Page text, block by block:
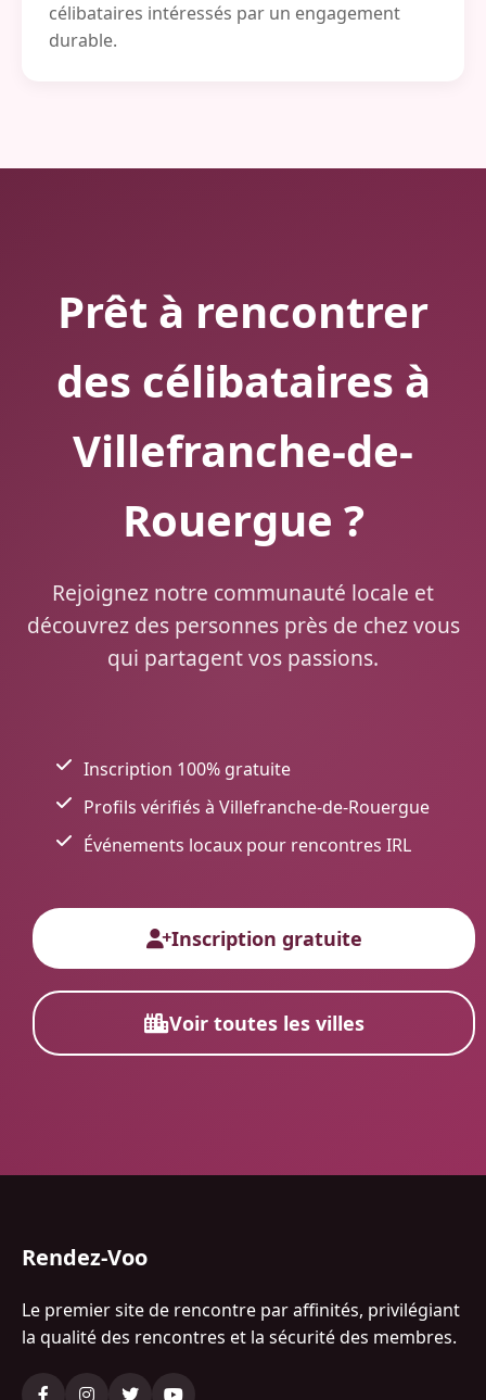
célibataires intéressés par un engagement
durable.
Prêt à rencontrer
des célibataires à
Villefranche-de-
Rouergue ?
Rejoignez notre communauté locale et
découvrez des personnes près de chez vous
qui partagent vos passions.
Inscription 100% gratuite
Profils vérifiés à Villefranche-de-Rouergue
Événements locaux pour rencontres IRL
Inscription gratuite
Voir toutes les villes
Rendez-Voo
Le premier site de rencontre par affinités, privilégiant
la qualité des rencontres et la sécurité des membres.